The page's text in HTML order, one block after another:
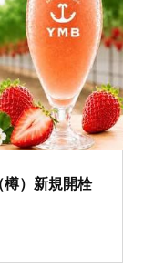
樽）新規開栓